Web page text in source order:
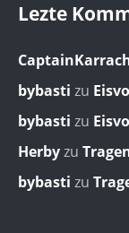
Lezte
bybasti zu
bybasti zu
Herbyzu
bybasti zu